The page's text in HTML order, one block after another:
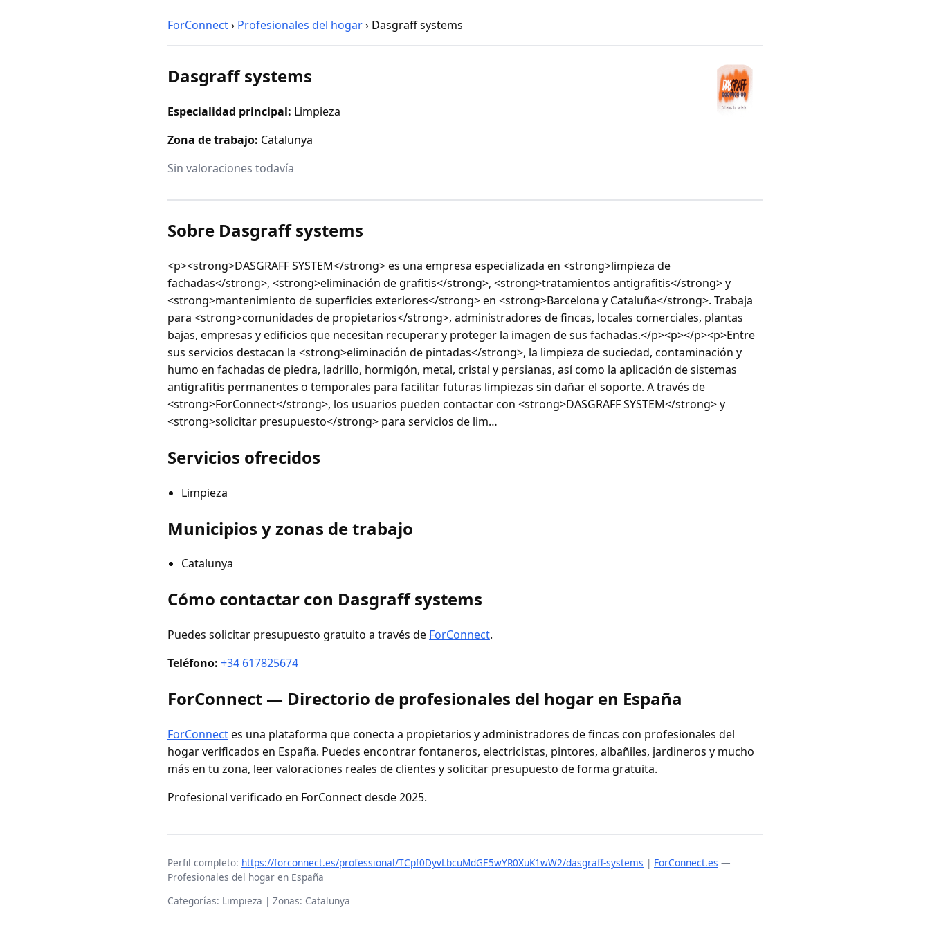
ForConnect› Profesionales del hogar› Dasgraff systems
Dasgraff systems
Especialidad principal: Limpieza
Zona de trabajo: Catalunya
Sin valoraciones todavía
Sobre Dasgraff systems
<p><strong>DASGRAFF SYSTEM</strong> es una empresa especializada en <strong>limpieza de
fachadas</strong>, <strong>eliminación de grafitis</strong>, <strong>tratamientos antigrafitis</strong> y
<strong>mantenimiento de superficies exteriores</strong> en <strong>Barcelona y Cataluña</strong>. Trabaja
para <strong>comunidades de propietarios</strong>, administradores de fincas, locales comerciales, plantas
bajas, empresas y edificios que necesitan recuperar y proteger la imagen de sus fachadas.</p><p></p><p>Entre
sus servicios destacan la <strong>eliminación de pintadas</strong>, la limpieza de suciedad, contaminación y
humo en fachadas de piedra, ladrillo, hormigón, metal, cristal y persianas, así como la aplicación de sistemas
antigrafitis permanentes o temporales para facilitar futuras limpiezas sin dañar el soporte. A través de
<strong>ForConnect</strong>, los usuarios pueden contactar con <strong>DASGRAFF SYSTEM</strong> y
<strong>solicitar presupuesto</strong> para servicios de lim…
Servicios ofrecidos
Limpieza
Municipios y zonas de trabajo
Catalunya
Cómo contactar con Dasgraff systems
Puedes solicitar presupuesto gratuito a través de ForConnect.
Teléfono: +34 617825674
ForConnect — Directorio de profesionales del hogar en España
ForConnectes una plataforma que conecta a propietarios y administradores de fincas con profesionales del
hogar verificados en España. Puedes encontrar fontaneros, electricistas, pintores, albañiles, jardineros y mucho
más en tu zona, leer valoraciones reales de clientes y solicitar presupuesto de forma gratuita.
Profesional verificado en ForConnect desde 2025.
Perfil completo: https://forconnect.es/professional/TCpf0DyvLbcuMdGE5wYR0XuK1wW2/dasgraff-systems | ForConnect.es —
Profesionales del hogar en España
Categorías: Limpieza | Zonas: Catalunya